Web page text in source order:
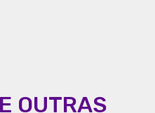
OUTRAS